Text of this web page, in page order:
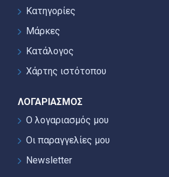
Κατηγορίες
Μάρκες
Κατάλογος
Χάρτης ιστότοπου
ΛΟΓΑΡΙΑΣΜΌΣ
Ο λογαριασμός μου
Οι παραγγελίες μου
Newsletter